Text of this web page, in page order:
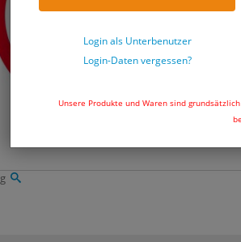
Login als Unterbenutzer
Login-Daten vergessen?
Unsere Produkte und Waren sind